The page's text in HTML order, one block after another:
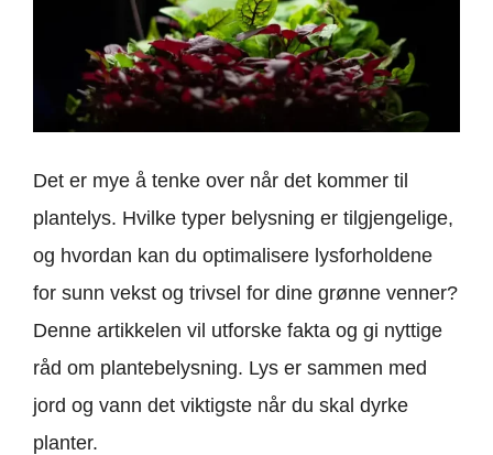
Det er mye å tenke over når det kommer til
plantelys. Hvilke typer belysning er tilgjengelige,
og hvordan kan du optimalisere lysforholdene
for sunn vekst og trivsel for dine grønne venner?
Denne artikkelen vil utforske fakta og gi nyttige
råd om plantebelysning. Lys er sammen med
jord og vann det viktigste når du skal dyrke
planter.